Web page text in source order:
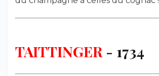
TAITTINGER- 1734